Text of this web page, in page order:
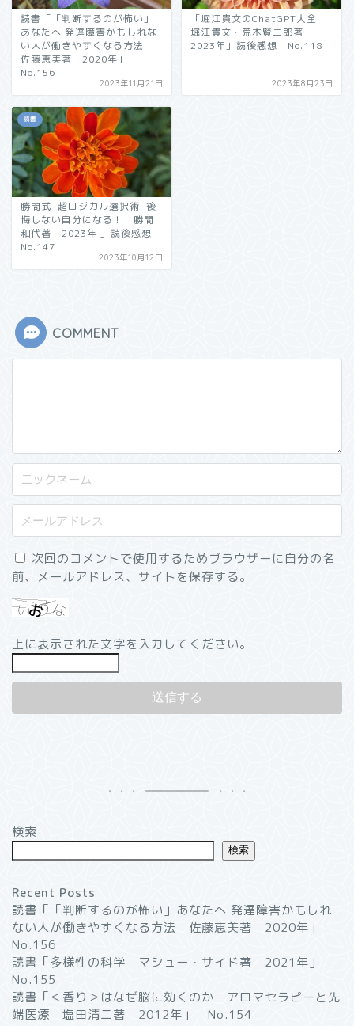
読書「「判断するのが怖い」
あなたへ 発達障害かもしれな
い人が働きやすくなる方法
佐藤恵美著 2020年」
No.156
2023年11月21日
「堀江貴文のChatGPT大全
堀江貴文・荒木賢二郎著
2023年」読後感想 No.118
2023年8月23日
読書
勝間式_超ロジカル選択術_後
悔しない自分になる！ 勝間
和代著 2023年 」読後感想
No.147
2023年10月12日
COMMENT
次回のコメントで使用するためブラウザーに自分の名
前、メールアドレス、サイトを保存する。
上に表示された文字を入力してください。
検索
検索
Recent Posts
読書「「判断するのが怖い」あなたへ 発達障害かもしれ
ない人が働きやすくなる方法 佐藤恵美著 2020年」
No.156
読書「多様性の科学 マシュー・サイド著 2021年」
No.155
読書「＜香り＞はなぜ脳に効くのか アロマセラピーと先
端医療 塩田清二著 2012年」 No.154